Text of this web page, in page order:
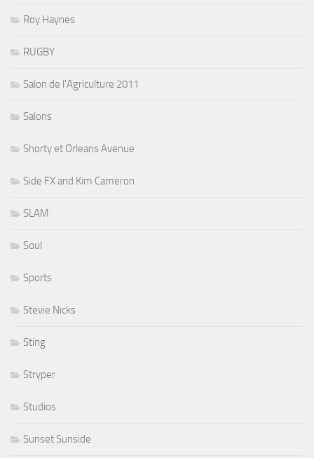
Roy Haynes
RUGBY
Salon de l'Agriculture 2011
Salons
Shorty et Orleans Avenue
Side FX and Kim Cameron
SLAM
Soul
Sports
Stevie Nicks
Sting
Stryper
Studios
Sunset Sunside